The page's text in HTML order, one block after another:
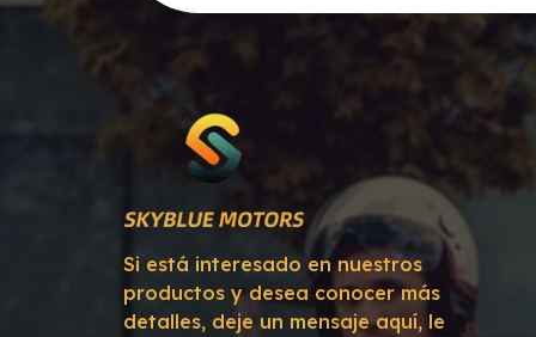
Si está interesado en nuestros
productos y desea conocer más
detalles, deje un mensaje aquí, le